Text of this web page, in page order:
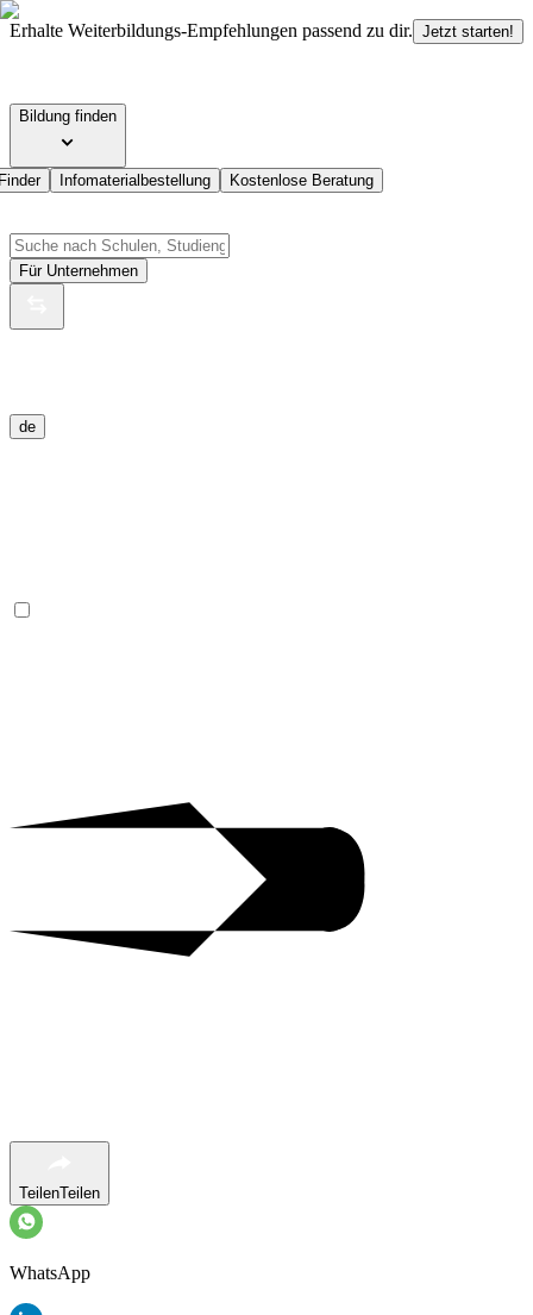
Erhalte Weiterbildungs-Empfehlungen passend zu dir. Jetzt starten!
Bildung finden
Infomaterialbestellung Kostenlose Beratung
Für Unternehmen
de
TeilenTeilen
WhatsApp